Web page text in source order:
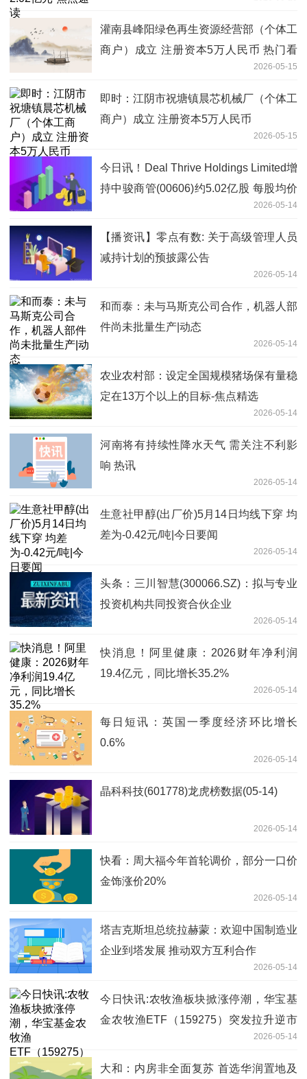
灌南县峰阳绿色再生资源经营部（个体工
商户）成立 注册资本5万人民币 热门看
2026-05-15
即时：江阴市祝塘镇晨芯机械厂（个体工
商户）成立 注册资本5万人民币
2026-05-15
今日讯！Deal Thrive Holdings Limited增
持中骏商管(00606)约5.02亿股 每股均价
2026-05-14
【播资讯】零点有数: 关于高级管理人员
减持计划的预披露公告
2026-05-14
和而泰：未与马斯克公司合作，机器人部
件尚未批量生产|动态
2026-05-14
农业农村部：设定全国规模猪场保有量稳
定在13万个以上的目标-焦点精选
2026-05-14
河南将有持续性降水天气 需关注不利影
响 热讯
2026-05-14
生意社甲醇(出厂价)5月14日均线下穿 均
差为-0.42元/吨|今日要闻
2026-05-14
头条：三川智慧(300066.SZ)：拟与专业
投资机构共同投资合伙企业
2026-05-14
快消息！阿里健康：2026财年净利润
19.4亿元，同比增长35.2%
2026-05-14
每日短讯：英国一季度经济环比增长
0.6%
2026-05-14
晶科科技(601778)龙虎榜数据(05-14)
2026-05-14
快看：周大福今年首轮调价，部分一口价
金饰涨价20%
2026-05-14
塔吉克斯坦总统拉赫蒙：欢迎中国制造业
企业到塔发展 推动双方互利合作
2026-05-14
今日快讯:农牧渔板块掀涨停潮，华宝基
金农牧渔ETF（159275）突发拉升逆市
上探1.29%！机构高呼悲观预期或逐步扭
转
2026-05-14
大和：内房非全面复苏 首选华润置地及